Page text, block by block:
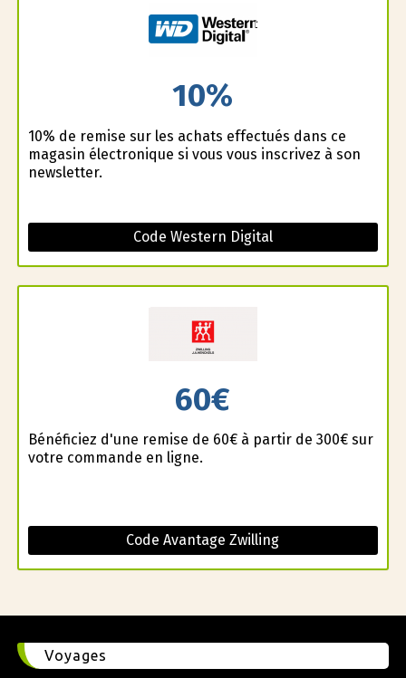
10%
10% de remise sur les achats effectués dans ce
magasin électronique si vous vous inscrivez à son
newsletter.
Code Western Digital
60€
Bénéficiez d'une remise de 60€ à partir de 300€ sur
votre commande en ligne.
Code Avantage Zwilling
Voyages